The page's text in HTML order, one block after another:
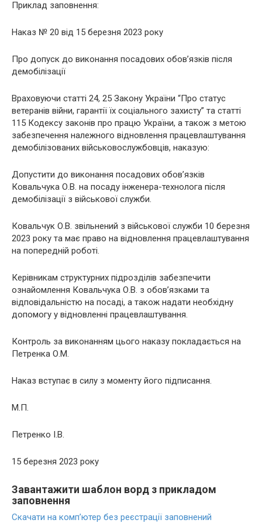
Приклад заповнення:
Наказ № 20 від 15 березня 2023 року
Про допуск до виконання посадових обов’язків після
демобілізації
Враховуючи статті 24, 25 Закону України “Про статус
ветеранів війни, гарантії їх соціального захисту” та статті
115 Кодексу законів про працю України, а також з метою
забезпечення належного відновлення працевлаштування
демобілізованих військовослужбовців, наказую:
Допустити до виконання посадових обов’язків
Ковальчука О.В. на посаду інженера-технолога після
демобілізації з військової служби.
Ковальчук О.В. звільнений з військової служби 10 березня
2023 року та має право на відновлення працевлаштування
на попередній роботі.
Керівникам структурних підрозділів забезпечити
ознайомлення Ковальчука О.В. з обов’язками та
відповідальністю на посаді, а також надати необхідну
допомогу у відновленні працевлаштування.
Контроль за виконанням цього наказу покладається на
Петренка О.М.
Наказ вступає в силу з моменту його підписання.
М.П.
Петренко І.В.
15 березня 2023 року
Завантажити шаблон ворд з прикладом
заповнення
Скачати на комп’ютер без реєстрації заповнений